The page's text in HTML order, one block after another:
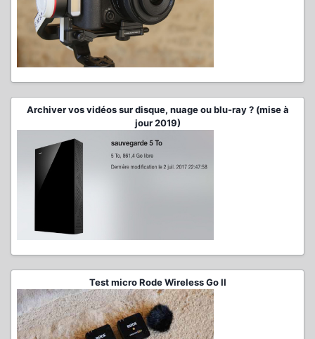
Archiver vos vidéos sur disque, nuage ou blu-ray ? (mise à
jour 2019)
Test micro Rode Wireless Go II